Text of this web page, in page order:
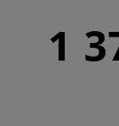
1